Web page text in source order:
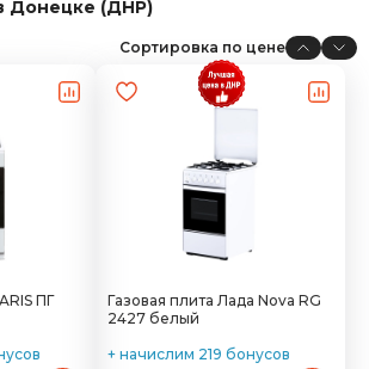
Донецке (ДНР)
Сортировка по цене
ПГ
Газовая плита Лада Nova RG
2427 белый
+ начислим 219 бонусов